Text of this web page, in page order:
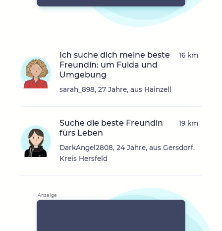
Ich suche dich meine beste
Freundin: um Fulda und
Umgebung
sarah_898, 27 Jahre, aus Hainzell
16 km
Suche die beste Freundin
fürs Leben
DarkAngel2808, 24 Jahre, aus Gersdorf,
Kreis Hersfeld
19 km